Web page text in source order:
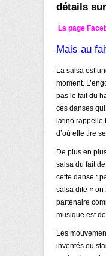
détails
La page
Mais au
La salsa est
moment.
pas le fait du
ces danses
latino rappelle
d’où elle tire
De plus en
salsa du fait
cette danse :
salsa dite « on
partenaire
musique est
Les
inventés ou